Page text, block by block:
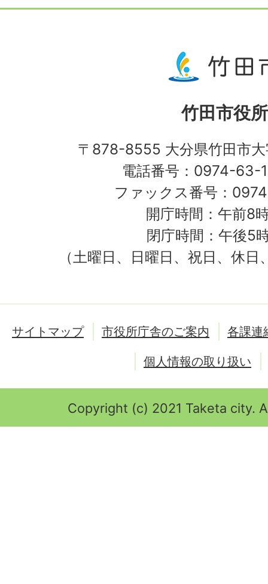
竹田市役所
〒878-8555 大分県竹田市
電話番号：0974-63-
ファックス番号：
開庁時間：午前8
閉庁時間：午後5
（土曜日、日曜日、祝日、休
サイトマップ 市役所庁舎のご案内
各課連
個人情報の取り扱い
Copyright (c) 2021 Taketa city.